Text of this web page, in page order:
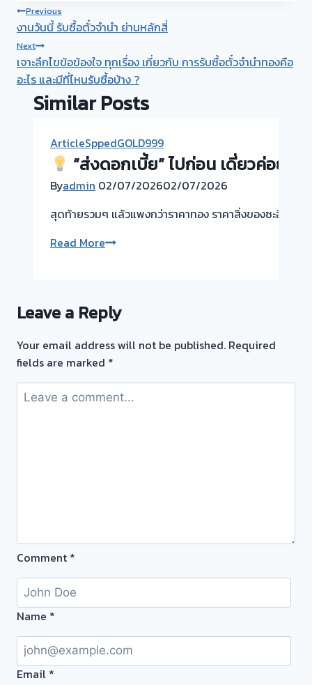
Post
navigation
Previous
งานวันนี้ รับซื้อตั๋วจำนำ ย่านหลักสี่
Next
เจาะลึกไขข้อข้องใจ ทุกเรื่อง เกี่ยวกับ การรับซื้อตั๋วจำนำทองคือ
อะไร และมีที่ไหนรับซื้อบ้าง ?
Similar Posts
ArticleSppedGOLD999
“ส่งดอกเบี้ย” ไปก่อน เดี่ยวค่อยม
Byadmin 02/07/202602/07/2026
สุดท้ายรวมๆ แล้วแพงกว่าราคาทอง ราคาสิ่งของซะอีก!ถ้า
Read More
ก่อน
ค่อย
มา
ไถ่?
คิด
แต่
ต้น
ไม่
Leave a Reply
Your email address will not be published. Required
fields are marked *
Comment *
Name *
Email *